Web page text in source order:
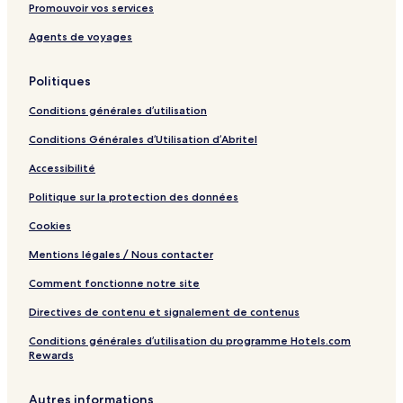
Promouvoir vos services
Agents de voyages
Politiques
Conditions générales d’utilisation
Conditions Générales d’Utilisation d’Abritel
Accessibilité
Politique sur la protection des données
Cookies
Mentions légales / Nous contacter
Comment fonctionne notre site
Directives de contenu et signalement de contenus
Conditions générales d’utilisation du programme Hotels.com
Rewards
Autres informations